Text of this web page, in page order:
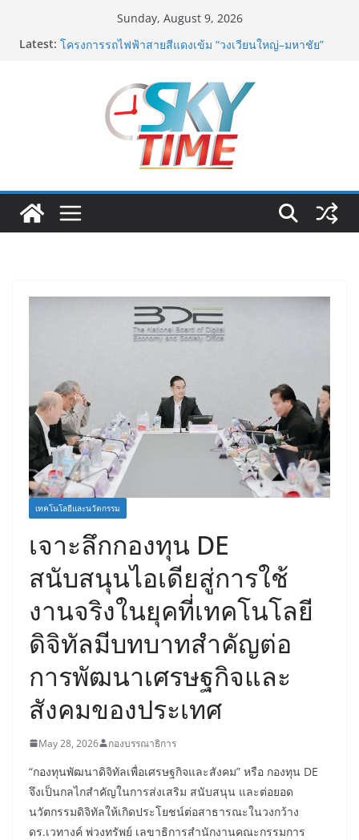
Sunday, August 9, 2026
Latest: รฟท. เปิดเวทีรับฟังความคิดเห็นประชาชน ครั้งที่ 2
เจบีซี มวยอาชีพแห่งญี่ปุ่น พร้อมสนับสนุนนักมวยชาวไทย
“เสี่ยนริส”แนะเพิ่มไฟท์แฟ็กซ์ เว็บรับรองสถิติมวย หลัง
บล็อกเล็ก ผิดพลาด
พิตบลู ศิษย์ทรายทอง กำปั้นดาวรุ่งวัย 15 ปีตัวแทน
จ.พะเยาควงกำปั้นชนะน็อค ณัฐพัฒน์ ทองไสล กำปั้นรุ่นพี่
วัย 19 ปีตัวแทน จ.สมุทรสาคร ผ่านเข้ารอบ 8 คนสุดท้าย
มวยรอบโกลบอลเฮ้าส์ สู่บัลลังก์โลก 108 ปอนด์ในศึก
มวยไทย SUPER CHAMP
ภารกิจตำรวจจราจรโครงการพระราชดำริ นำส่งอวัยวะ
ต่อพลังความห่วงใยสู่ผู้สูงอายุและกลุ่มเปราะบางที่ประสบ
เทคโนโลยีและนวัตกรรม
เจาะลึกกองทุน DE
สนับสนุนไอเดียสู่การใช้
งานจริงในยุคที่เทคโนโลยี
ดิจิทัลมีบทบาทสำคัญต่อ
การพัฒนาเศรษฐกิจและ
สังคมของประเทศ
May 28, 2026 กองบรรณาธิการ
“กองทุนพัฒนาดิจิทัลเพื่อเศรษฐกิจและสังคม” หรือ กองทุน DE
จึงเป็นกลไกสำคัญในการส่งเสริม สนับสนุน และต่อยอด
นวัตกรรมดิจิทัลให้เกิดประโยชน์ต่อสาธารณะในวงกว้าง
ดร.เวทางค์ พ่วงทรัพย์ เลขาธิการสำนักงานคณะกรรมการ